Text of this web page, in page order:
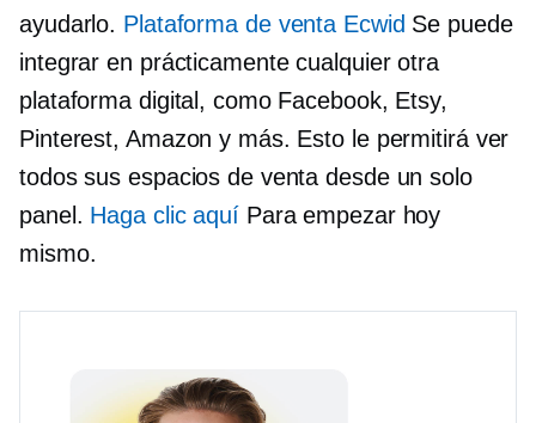
ayudarlo. Plataforma de venta Ecwid Se puede
integrar en prácticamente cualquier otra
plataforma digital, como Facebook, Etsy,
Pinterest, Amazon y más. Esto le permitirá ver
todos sus espacios de venta desde un solo
panel. Haga clic aquíPara empezar hoy
mismo.